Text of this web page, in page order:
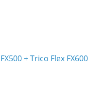
+ Trico Flex FX600